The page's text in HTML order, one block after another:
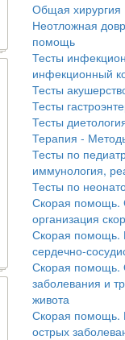
Общая хирургия
Неотложная
помощь
Тесты
инфекционный
Тесты
Тесты
Тесты
Терапия -
Тесты по
иммунология,
Тесты по
Скорая помощь.
организация
Скорая помощь.
сердечно-
Скорая помощь.
заболевания и
живота
Скорая помощь.
острых